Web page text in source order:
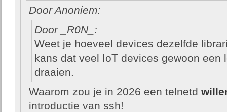
Door Anoniem:
Door _R0N_:
Weet je hoeveel devices dezelfde
kans dat veel IoT devices gewoon een
draaien.
Waarom zou je in 2026 een telnetd
introductie van ssh!